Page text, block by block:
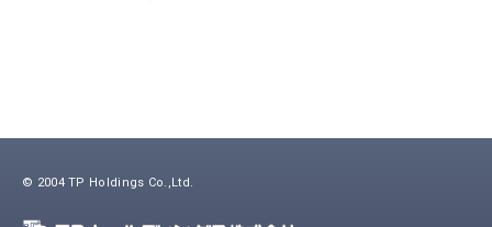
© 2004 TP Holdings Co.,Ltd.